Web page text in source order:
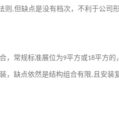
则 ,但缺点是没有档次，不利于公司
，常规标准展位为9平方或18平方的
，缺点依然是结构组合有限, 且安装